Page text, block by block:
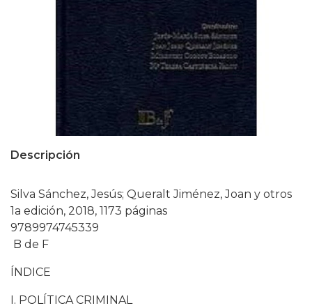
Descripción
Silva Sánchez, Jesús; Queralt Jiménez, Joan y otros
1a edición, 2018, 1173 páginas
9789974745339
B de F
ÍNDICE
I. POLÍTICA CRIMINAL